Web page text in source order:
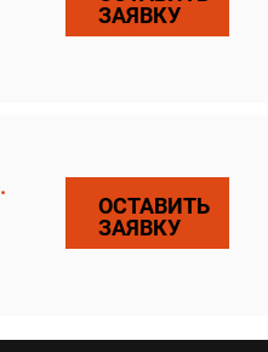
ЗАЯВКУ
ОСТАВИТЬ
ЗАЯВКУ